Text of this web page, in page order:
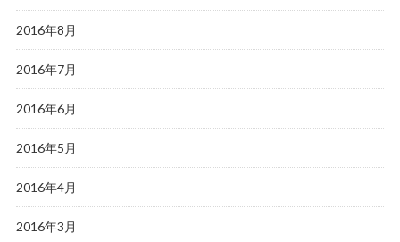
2016年8月
2016年7月
2016年6月
2016年5月
2016年4月
2016年3月